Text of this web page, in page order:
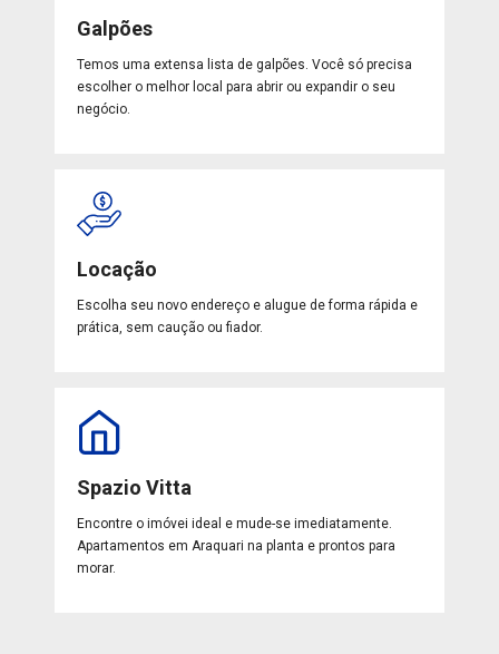
Galpões
Temos uma extensa lista de galpões. Você só precisa
escolher o melhor local para abrir ou expandir o seu
negócio.
Locação
Escolha seu novo endereço e alugue de forma rápida e
prática, sem caução ou fiador.
Spazio Vitta
Encontre o imóvei ideal e mude-se imediatamente.
Apartamentos em Araquari na planta e prontos para
morar.